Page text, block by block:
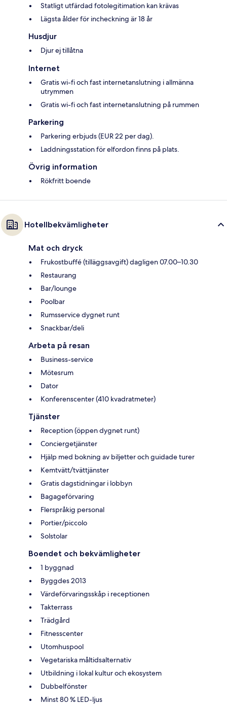
Statligt utfärdad fotolegitimation kan krävas
Lägsta ålder för incheckning är 18 år
Husdjur
Djur ej tillåtna
Internet
Gratis wi-fi och fast internetanslutning i allmänna
utrymmen
Gratis wi-fi och fast internetanslutning på rummen
Parkering
Parkering erbjuds (EUR 22 per dag).
Laddningsstation för elfordon finns på plats.
Övrig information
Rökfritt boende
Hotellbekvämligheter
Mat och dryck
Frukostbuffé (tilläggsavgift) dagligen 07.00–10.30
Restaurang
Bar/lounge
Poolbar
Rumsservice dygnet runt
Snackbar/deli
Arbeta på resan
Business-service
Mötesrum
Dator
Konferenscenter (410 kvadratmeter)
Tjänster
Reception (öppen dygnet runt)
Conciergetjänster
Hjälp med bokning av biljetter och guidade turer
Kemtvätt/tvättjänster
Gratis dagstidningar i lobbyn
Bagageförvaring
Flerspråkig personal
Portier/piccolo
Solstolar
Boendet och bekvämligheter
1 byggnad
Byggdes 2013
Värdeförvaringsskåp i receptionen
Takterrass
Trädgård
Fitnesscenter
Utomhuspool
Vegetariska måltidsalternativ
Utbildning i lokal kultur och ekosystem
Dubbelfönster
Minst 80 % LED-ljus